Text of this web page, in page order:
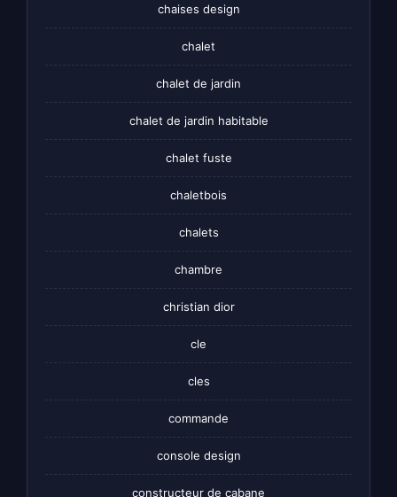
chaises design
chalet
chalet de jardin
chalet de jardin habitable
chalet fuste
chaletbois
chalets
chambre
christian dior
cle
cles
commande
console design
constructeur de cabane